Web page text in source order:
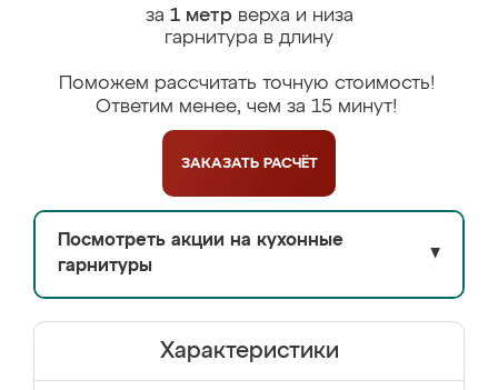
за 1 метрверха и низа
гарнитура в длину
Поможем рассчитать точную стоимость!
Ответим менее, чем за 15 минут!
ЗАКАЗАТЬ РАСЧЁТ
Посмотреть акции на кухонные
гарнитуры
▼
Характеристики